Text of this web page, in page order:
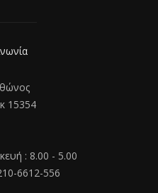
15354
: 8.00 - 5.00
6612-556